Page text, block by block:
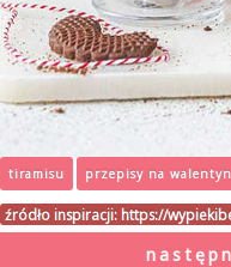
tiramisu przepisy na
źródło inspiracji: https://